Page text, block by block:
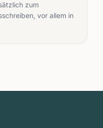
zum
vor allem in